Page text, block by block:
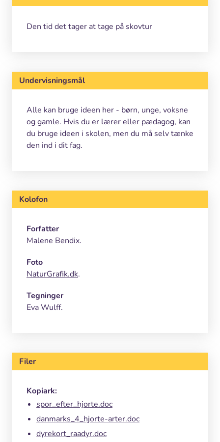
Den tid det tager at tage på skovtur
Undervisningsmål
Alle kan bruge ideen her - børn, unge, voksne
og gamle. Hvis du er lærer eller pædagog, kan
du bruge ideen i skolen, men du må selv tænke
den ind i dit fag.
Kolofon
Forfatter
Malene Bendix.
Foto
NaturGrafik.dk.
Tegninger
Eva Wulff.
Filer
Kopiark:
spor_efter_hjorte.doc
danmarks_4_hjorte-arter.doc
dyrekort_raadyr.doc